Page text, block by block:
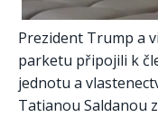
Prezident Trump a
parketu připojili k
jednotu a
Tatianou Saldanou